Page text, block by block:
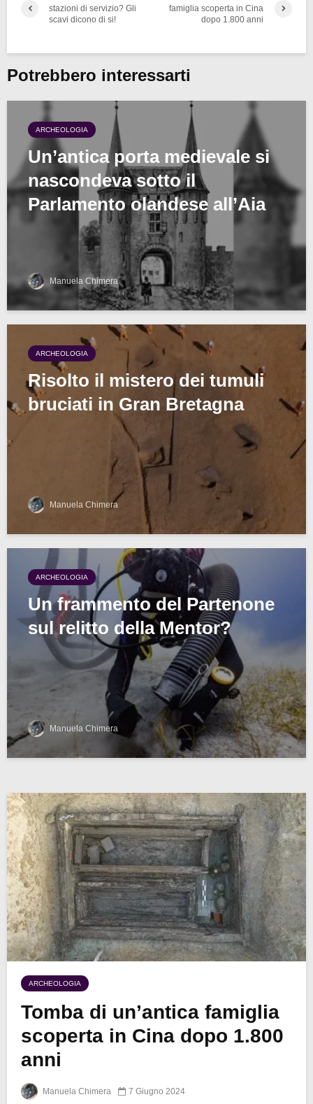
stazioni di servizio? Gli
scavi dicono di si!
famiglia scoperta in Cina
dopo 1.800 anni
Potrebbero interessarti
ARCHEOLOGIA
Un’antica porta medievale si
nascondeva sotto il
Parlamento olandese all’Aia
Manuela Chimera
ARCHEOLOGIA
Risolto il mistero dei tumuli
bruciati in Gran Bretagna
Manuela Chimera
ARCHEOLOGIA
Un frammento del Partenone
sul relitto della Mentor?
Manuela Chimera
ARCHEOLOGIA
Tomba di un’antica famiglia
scoperta in Cina dopo 1.800
anni
Manuela Chimera 7 Giugno 2024